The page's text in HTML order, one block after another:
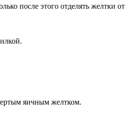
после этого отделять желтки от
яичным желтком.